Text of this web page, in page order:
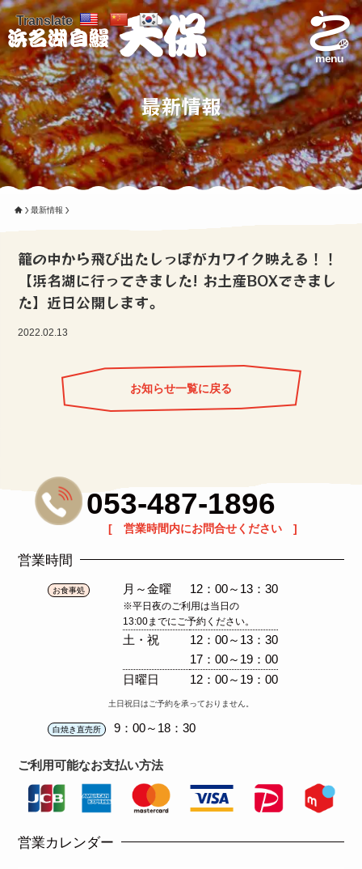
Translate
menu
最新情報
最新情報
籠の中から飛び出たしっぽがカワイク映える！！
【浜名湖に行ってきました! お土産BOXできまし
た】近日公開します。
2022.02.13
お知らせ一覧に戻る
053-487-1896
[ 営業時間内にお問合せください ]
営業時間
お食事処 月～金曜 12：00～13：30
※平日夜のご利用は当日の
13:00までにご予約ください。
土・祝
12：00～13：30
17：00～19：00
日曜日
12：00～19：00
土日祝日はご予約を承っておりません。
白焼き直売所 9：00～18：30
ご利用可能なお支払い方法
営業カレンダー